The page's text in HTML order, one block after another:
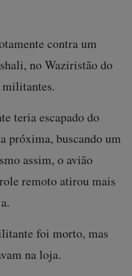
contra um
no Waziristão do
militantes.
teria escapado do
próxima, buscando um
assim, o avião
remoto atirou mais
foi morto, mas
na loja.